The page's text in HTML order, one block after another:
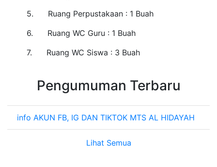
5. Ruang Perpustakaan : 1 Buah
6. Ruang WC Guru : 1 Buah
7. Ruang WC Siswa : 3 Buah
Pengumuman Terbaru
info AKUN FB, IG DAN TIKTOK MTS AL HIDAYAH
Lihat Semua